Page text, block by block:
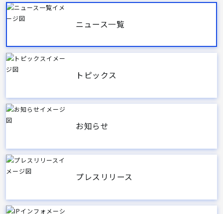
ニュース一覧
トピックス
お知らせ
プレスリリース